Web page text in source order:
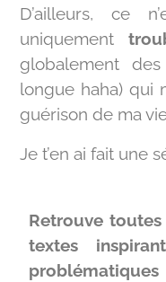
D’ailleurs, ce
uniquement
globalement
longue haha) qui
guérison de ma
Je t’en ai fait une
Retrouve
textes